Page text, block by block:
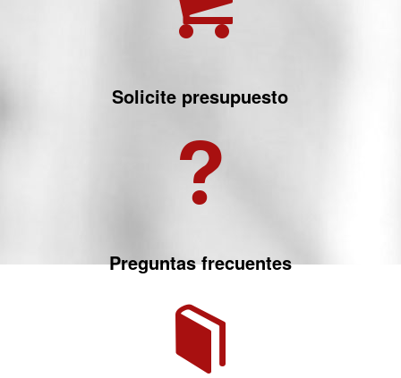
Solicite presupuesto
Preguntas frecuentes